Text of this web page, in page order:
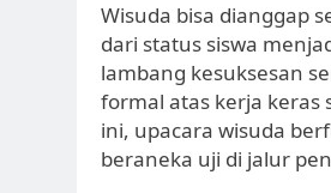
Wisuda bisa dianggap
dari status siswa
lambang kesuksesan
formal atas kerja keras
ini, upacara wisuda
beraneka uji di jalur